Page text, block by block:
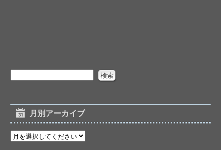
月別アーカイブ